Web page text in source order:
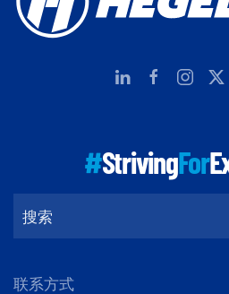
#StrivingFor
联系方式